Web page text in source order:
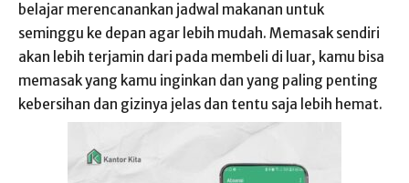
belajar merencanankan jadwal makanan untuk
seminggu ke depan agar lebih mudah. Memasak sendiri
akan lebih terjamin dari pada membeli di luar, kamu bisa
memasak yang kamu inginkan dan yang paling penting
kebersihan dan gizinya jelas dan tentu saja lebih hemat.